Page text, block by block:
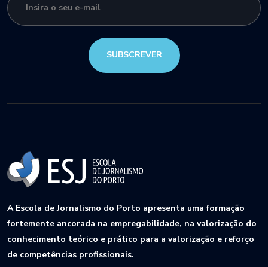
SUBSCREVER
A Escola de Jornalismo do Porto apresenta uma formação
fortemente ancorada na empregabilidade, na valorização do
conhecimento teórico e prático para a valorização e reforço
de competências profissionais.